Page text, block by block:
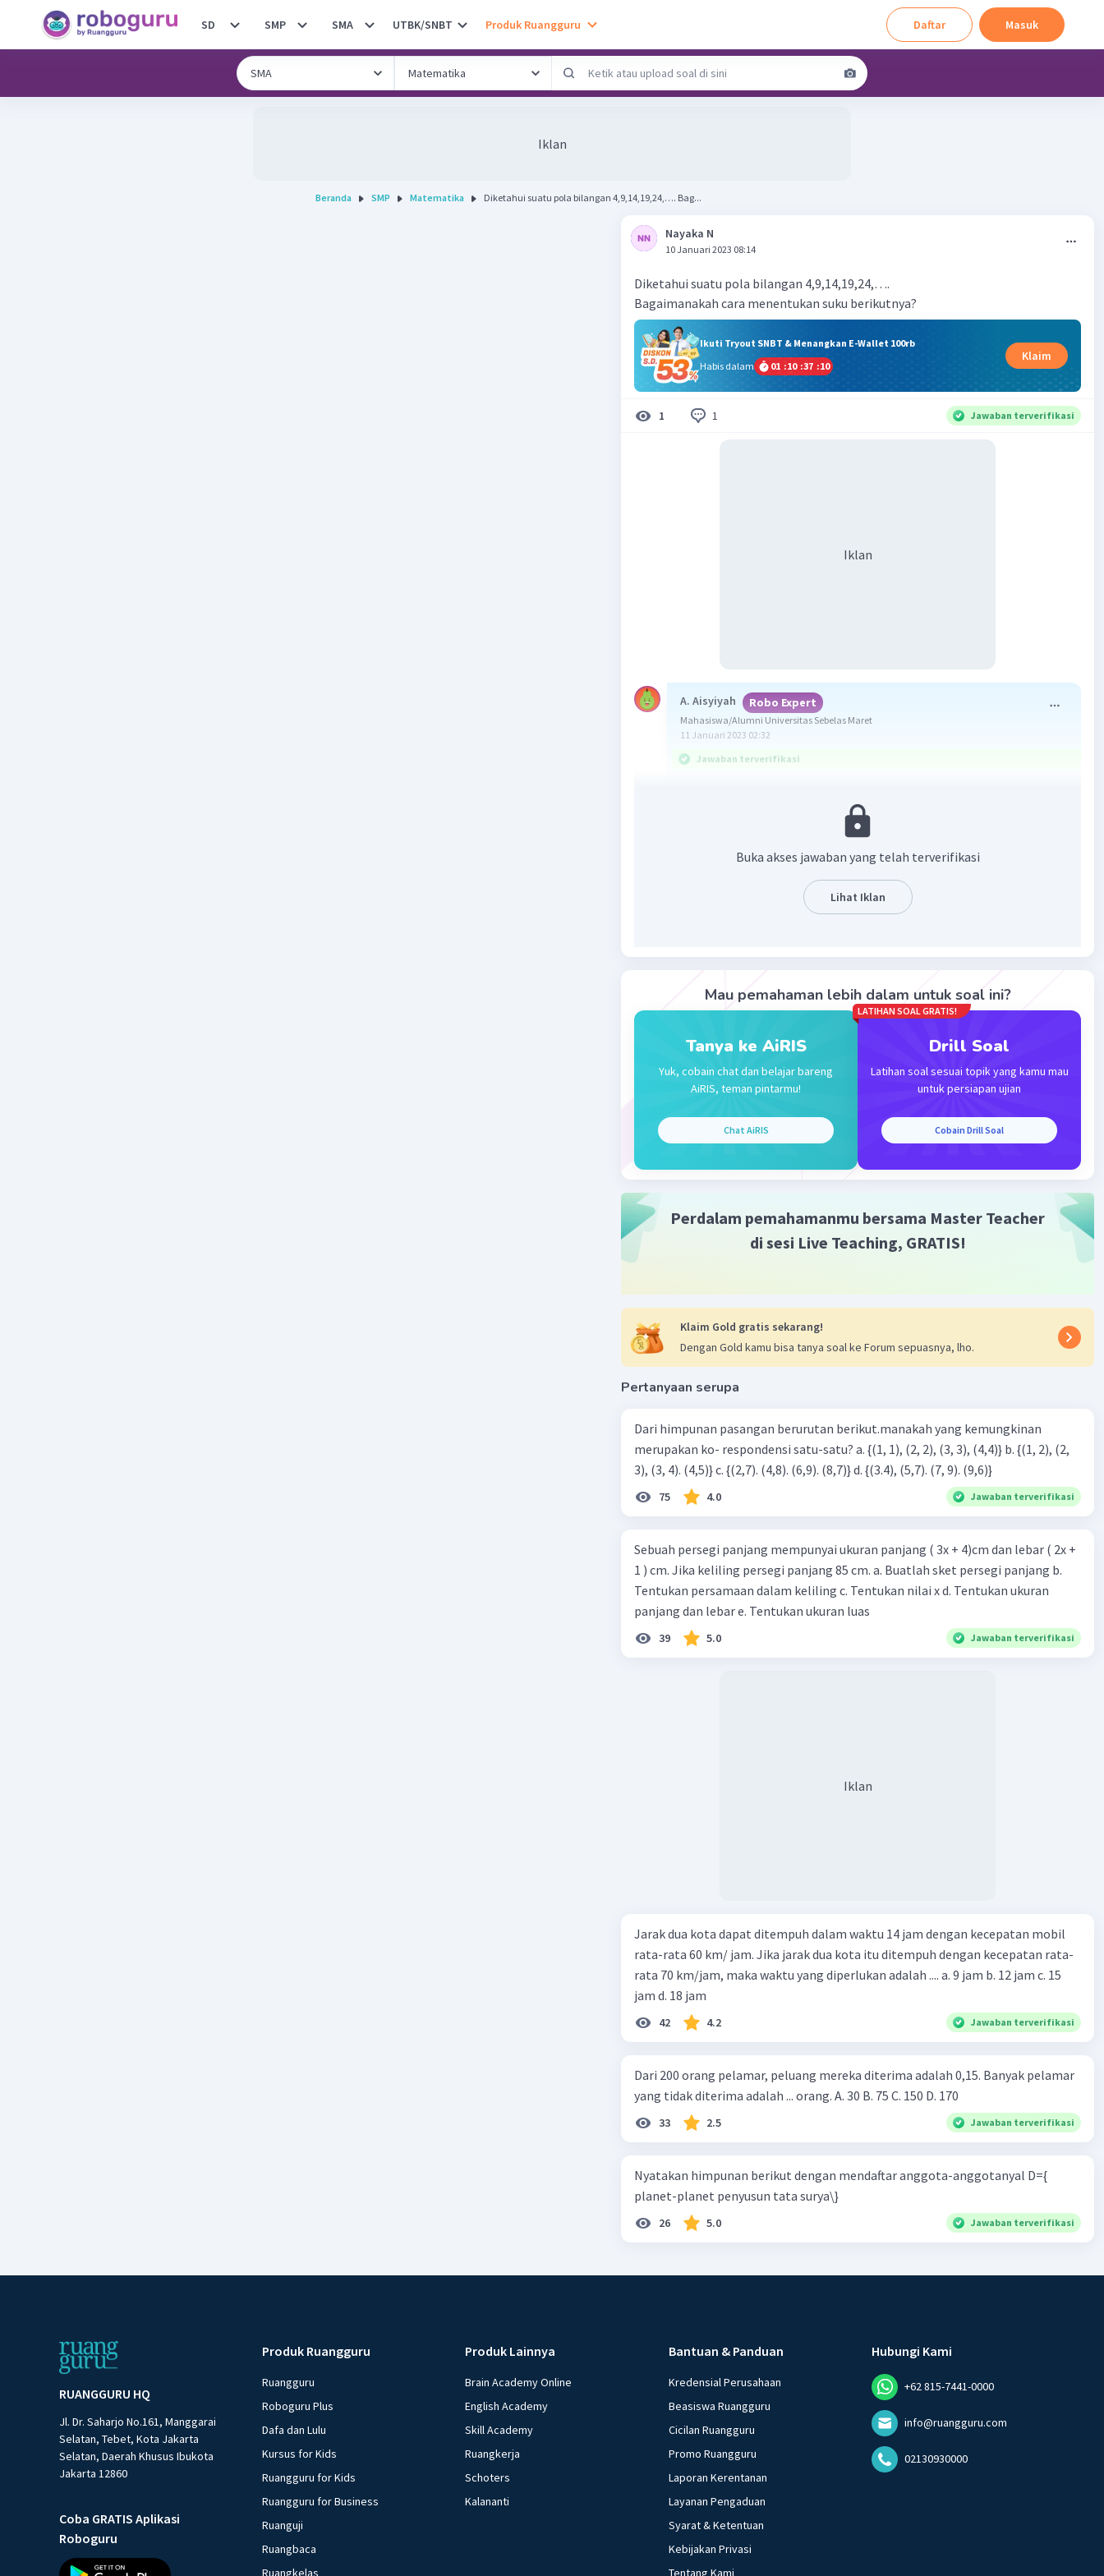
SD SMP SMA UTBK/SNBT Produk Ruangguru Daftar Masuk
Iklan
Beranda SMP Matematika Diketahui suatu pola bilangan 4,9,14,19,24,…. Bag...
Nayaka N
10 Januari 2023 08:14
Diketahui suatu pola bilangan 4,9,14,19,24,….
Bagaimanakah cara menentukan suku berikutnya?
Ikuti Tryout SNBT & Menangkan E-Wallet 100rb
Habis dalam
01 :10 :37 :09
Klaim
1 1 Jawaban terverifikasi
Iklan
A. Aisyiyah Robo Expert
Mahasiswa/Alumni Universitas Sebelas Maret
11 Januari 2023 02:32
Jawaban terverifikasi
tertentu dalam penyusunannya.
U3 = 14 = 9 + 5 = U2 + 5
U4 = 19 = 14 + 5 = U3 + 5
...
U(n-1) + 5
Balas
15 Januari 2023 13:52
iy benar itu
Buka akses jawaban yang telah terverifikasi
Lihat Iklan
Mau pemahaman lebih dalam untuk soal ini?
Tanya ke AiRIS
Yuk, cobain chat dan belajar bareng
AiRIS, teman pintarmu!
Chat AiRIS
LATIHAN SOAL GRATIS!
Drill Soal
Latihan soal sesuai topik yang kamu mau
untuk persiapan ujian
Cobain Drill Soal
Perdalam pemahamanmu bersama Master Teacher
di sesi Live Teaching, GRATIS!
Klaim Gold gratis sekarang!
Dengan Gold kamu bisa tanya soal ke Forum sepuasnya, lho.
Pertanyaan serupa
Dari himpunan pasangan berurutan berikut.manakah yang kemungkinan
merupakan ko- respondensi satu-satu? a. {(1, 1), (2, 2), (3, 3), (4,4)} b. {(1, 2), (2,
3), (3, 4). (4,5)} c. {(2,7). (4,8). (6,9). (8,7)} d. {(3.4), (5,7). (7, 9). (9,6)}
75 4.0 Jawaban terverifikasi
Sebuah persegi panjang mempunyai ukuran panjang ( 3x + 4)cm dan lebar ( 2x +
1 ) cm. Jika keliling persegi panjang 85 cm. a. Buatlah sket persegi panjang b.
Tentukan persamaan dalam keliling c. Tentukan nilai x d. Tentukan ukuran
panjang dan lebar e. Tentukan ukuran luas
39 5.0 Jawaban terverifikasi
Iklan
Jarak dua kota dapat ditempuh dalam waktu 14 jam dengan kecepatan mobil
rata-rata 60 km/ jam. Jika jarak dua kota itu ditempuh dengan kecepatan rata-
rata 70 km/jam, maka waktu yang diperlukan adalah .... a. 9 jam b. 12 jam c. 15
jam d. 18 jam
42 4.2 Jawaban terverifikasi
Dari 200 orang pelamar, peluang mereka diterima adalah 0,15. Banyak pelamar
yang tidak diterima adalah ... orang. A. 30 B. 75 C. 150 D. 170
33 2.5 Jawaban terverifikasi
Nyatakan himpunan berikut dengan mendaftar anggota-anggotanyal D={
planet-planet penyusun tata surya\}
26 5.0 Jawaban terverifikasi
RUANGGURU HQ
Jl. Dr. Saharjo No.161, Manggarai
Selatan, Tebet, Kota Jakarta
Selatan, Daerah Khusus Ibukota
Jakarta 12860
Coba GRATIS Aplikasi
Roboguru
Produk Ruangguru
Ruangguru
Roboguru Plus
Dafa dan Lulu
Kursus for Kids
Ruangguru for Kids
Ruangguru for Business
Ruanguji
Ruangbaca
Ruangkelas
Produk Lainnya
Brain Academy Online
English Academy
Skill Academy
Ruangkerja
Schoters
Kalananti
Bantuan & Panduan
Kredensial Perusahaan
Beasiswa Ruangguru
Cicilan Ruangguru
Promo Ruangguru
Laporan Kerentanan
Layanan Pengaduan
Syarat & Ketentuan
Kebijakan Privasi
Tentang Kami
Hubungi Kami
+62 815-7441-0000
info@ruangguru.com
02130930000